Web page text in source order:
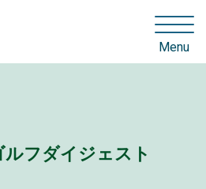
Menu
フダイジェスト